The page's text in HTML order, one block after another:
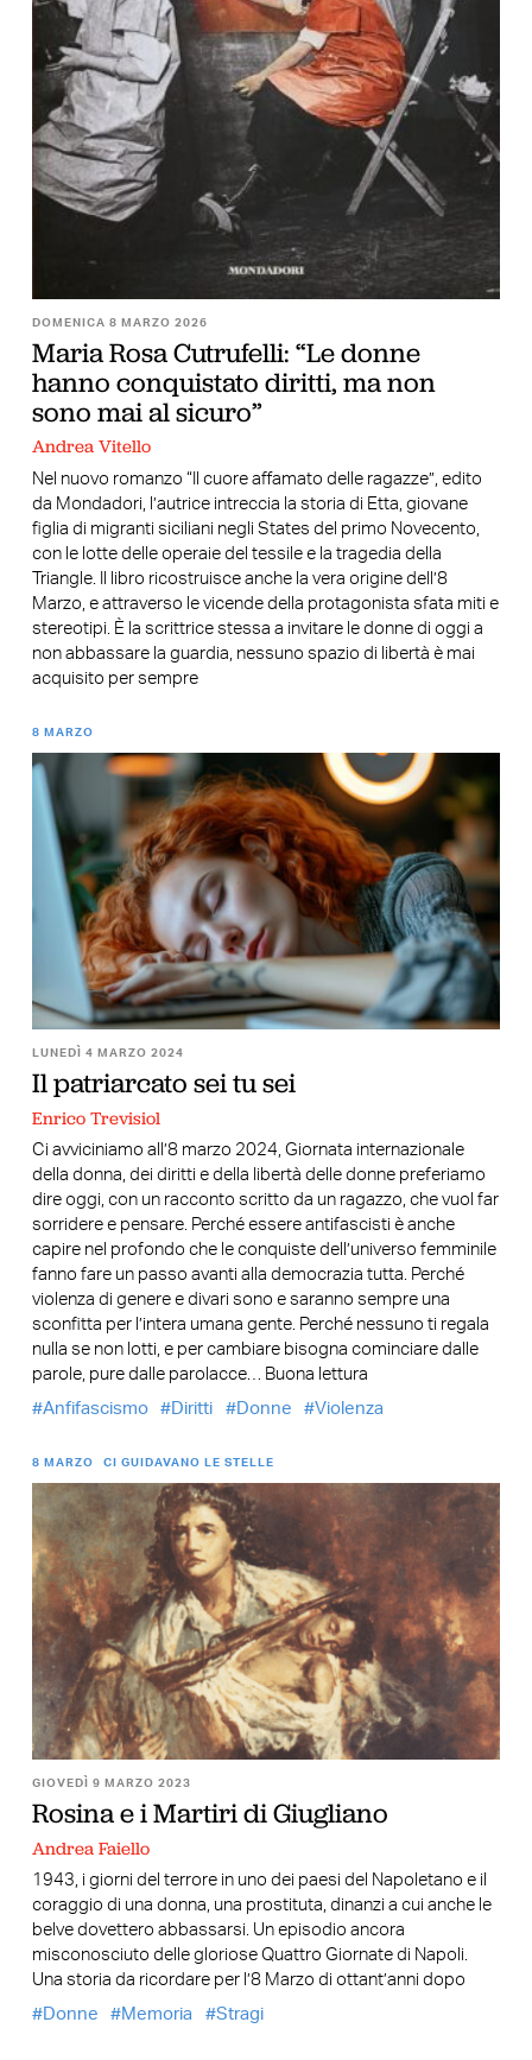
DOMENICA 8 MARZO 2026
Maria Rosa Cutrufelli: “Le donne
hanno conquistato diritti, ma non
sono mai al sicuro”
Andrea Vitello
Nel nuovo romanzo “Il cuore affamato delle ragazze”, edito
da Mondadori, l’autrice intreccia la storia di Etta, giovane
figlia di migranti siciliani negli States del primo Novecento,
con le lotte delle operaie del tessile e la tragedia della
Triangle. Il libro ricostruisce anche la vera origine dell’8
Marzo, e attraverso le vicende della protagonista sfata miti e
stereotipi. È la scrittrice stessa a invitare le donne di oggi a
non abbassare la guardia, nessuno spazio di libertà è mai
acquisito per sempre
8 MARZO
LUNEDÌ 4 MARZO 2024
Il patriarcato sei tu sei
Enrico Trevisiol
Ci avviciniamo all’8 marzo 2024, Giornata internazionale
della donna, dei diritti e della libertà delle donne preferiamo
dire oggi, con un racconto scritto da un ragazzo, che vuol far
sorridere e pensare. Perché essere antifascisti è anche
capire nel profondo che le conquiste dell’universo femminile
fanno fare un passo avanti alla democrazia tutta. Perché
violenza di genere e divari sono e saranno sempre una
sconfitta per l’intera umana gente. Perché nessuno ti regala
nulla se non lotti, e per cambiare bisogna cominciare dalle
parole, pure dalle parolacce… Buona lettura
Anfifascismo
Diritti Donne Violenza
8 MARZO CI GUIDAVANO LE STELLE
GIOVEDÌ 9 MARZO 2023
Rosina e i Martiri di Giugliano
Andrea Faiello
1943, i giorni del terrore in uno dei paesi del Napoletano e il
coraggio di una donna, una prostituta, dinanzi a cui anche le
belve dovettero abbassarsi. Un episodio ancora
misconosciuto delle gloriose Quattro Giornate di Napoli.
Una storia da ricordare per l’8 Marzo di ottant’anni dopo
Donne
Memoria Stragi